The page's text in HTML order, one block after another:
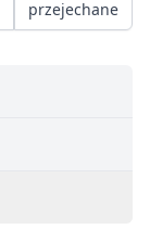
przejechane